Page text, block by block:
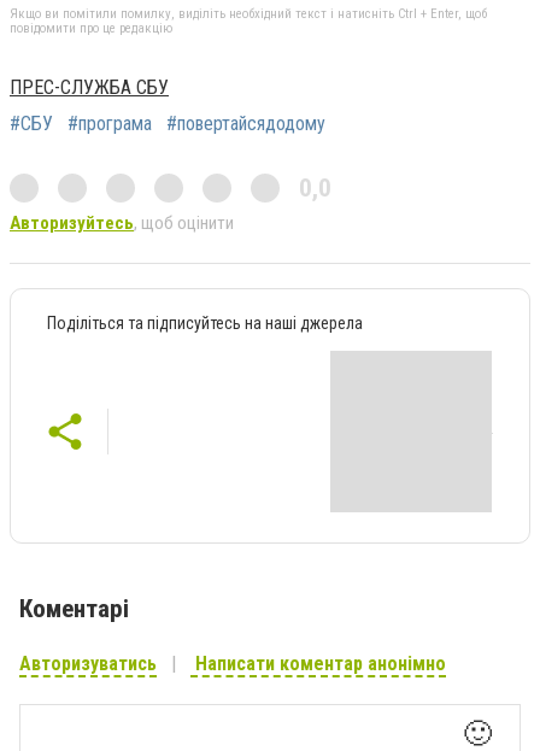
Якщо ви помітили помилку, виділіть необхідний текст і натисніть Ctrl + Enter, щоб
повідомити про це редакцію
ПРЕС-СЛУЖБА СБУ
#СБУ
#програма #повертайсядодому
0,0
Авторизуйтесь, щоб оцінити
Поділіться та підписуйтесь на наші джерела
Коментарі
Авторизуватись Написати коментар анонімно
🙂